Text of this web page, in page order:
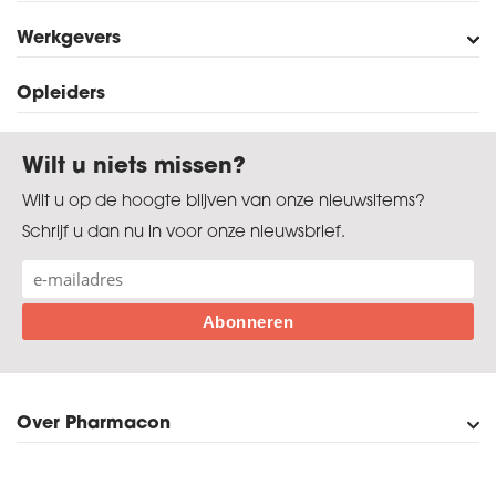
Werkgevers
Verkoop in de Drogisterij
Assistent-Drogist
Drogist
Opleiders
Exameneisen
Wilt u niets missen?
Wilt u op de hoogte blijven van onze nieuwsitems?
Schrijf u dan nu in voor onze nieuwsbrief.
Over Pharmacon
Onze organisatie
Persberichten en publicaties
Bezoekadres en route
Diploma kwijt?
Privacyverklaring